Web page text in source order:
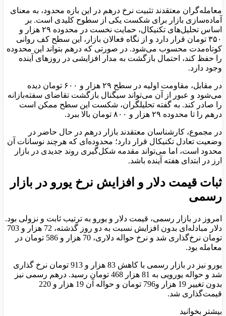
معامله‌گران معتقدند تثبیت نرخ درهم در این بازه‌ محدود، به معنای
آماده‌سازی بازار برای شکست یکی از سطوح کلیدی است. بر
اساس تحلیل‌های تکنیکال، حمایت نخست در محدوده‌ ۲۹ هزار و
۳۵۰ تومان قرار دارد و از نگاه فعالان بازار، این سطح کف روانی
کوتاه‌مدت محسوب می‌شود. در صورتی که درهم بتواند این محدوده
را حفظ کند، احتمال بازگشت به مدار افزایشی در روزهای آینده
وجود دارد.
در مقابل، مقاومت اولیه در سطح ۲۹ هزار و ۶۰۰ تومان دیده
می‌شود و عبور از آن می‌تواند سیگنال بازگشت تقاضای سفته‌بازانه
را صادر کند. به گفته تحلیلگران، شکست این سطح ممکن است
درهم را تا محدوده‌ ۲۹ هزار و ۸۰۰ تومان بالا ببرد.
در مجموع، کارشناسان معتقدند بازار درهم در حال حاضر در
وضعیت تعادل تکنیکال قرار دارد؛ محدوده‌ای که هرچند نوسانات آن
محدود است، اما می‌تواند مقدمه‌ شکل‌گیری روند جدیدی در بازار
ارز در ابتدای هفته آینده باشد.
ثبات قیمت دلار و افزایش نرخ یورو در بازار
رسمی
امروز در بازار رسمی، قیمت دلار و یورو به ترتیب ثابت و نزولی بود.
دلار مبادله‌ای بدون افزایش نسبت به دو روز گذشته، 72 هزار و 703
تومان نرخ‌گذاری شد و نرخ حواله دلاری، 70 هزار و 586 تومان در
معامله بود.
یورو نیز در بازار رسمی با کاهش 83 هزار و 913 تومان نرخ گذاری
شد و حواله یورویی به 81 هزار 468 تومان رسید. درهم رسمی نیز
بدون تغییر 19 هزار و796 تومان و حواله آن 19 هزار و 220
قیمت‌گذاری شد.
بیشتر بخوانید